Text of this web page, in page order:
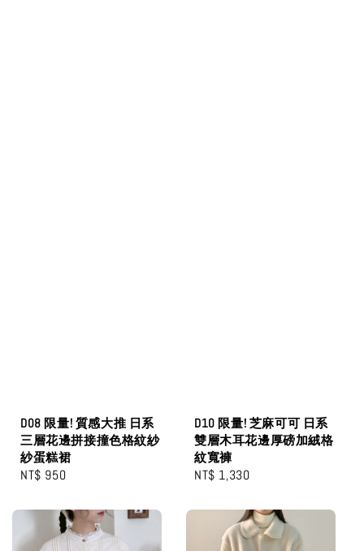
D08 限量! 質感大推 日系
三層花邊拼接撞色格紋紗
紗蛋糕裙
Regular
NT$ 950
D10 限量! 芝麻可可 日系
雙層木耳花邊厚磅加絨格
紋寬褲
Regular
NT$ 1,330